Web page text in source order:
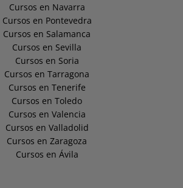
Cursos en Navarra
Cursos en Pontevedra
Cursos en Salamanca
Cursos en Sevilla
Cursos en Soria
Cursos en Tarragona
Cursos en Tenerife
Cursos en Toledo
Cursos en Valencia
Cursos en Valladolid
Cursos en Zaragoza
Cursos en Ávila